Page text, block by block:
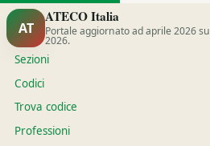
AT
ATECO Italia
Portale aggiornato ad aprile 2026
2026.
Sezioni
Codici
Trova codice
Professioni